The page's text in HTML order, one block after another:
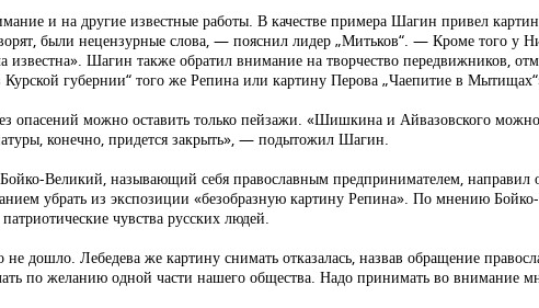
и на другие известные работы. В качестве примера Шагин привел
были нецензурные слова, — пояснил лидер „Митьков“. — Кроме того у
известна». Шагин также обратил внимание на творчество передвижников,
губернии“ того же Репина или картину Перова „Чаепитие в
опасений можно оставить только пейзажи. «Шишкина и Айвазовского
конечно, придется закрыть», — подытожил Шагин.
Бойко-Великий, называющий себя православным предпринимателем,
убрать из экспозиции «безобразную картину Репина». По мнению Бойко-
чувства русских людей.
дошло. Лебедева же картину снимать отказалась, назвав обращение
по желанию одной части нашего общества. Надо принимать во внимание